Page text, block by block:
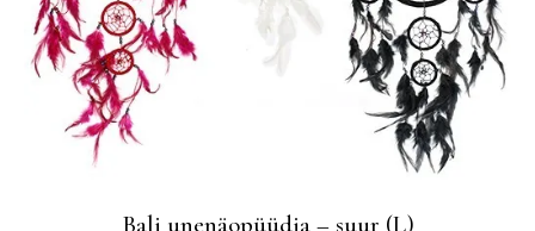
Bali unenäopüüdja – suur (L)